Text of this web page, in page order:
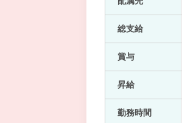
総支給
賞与
昇給
勤務時間